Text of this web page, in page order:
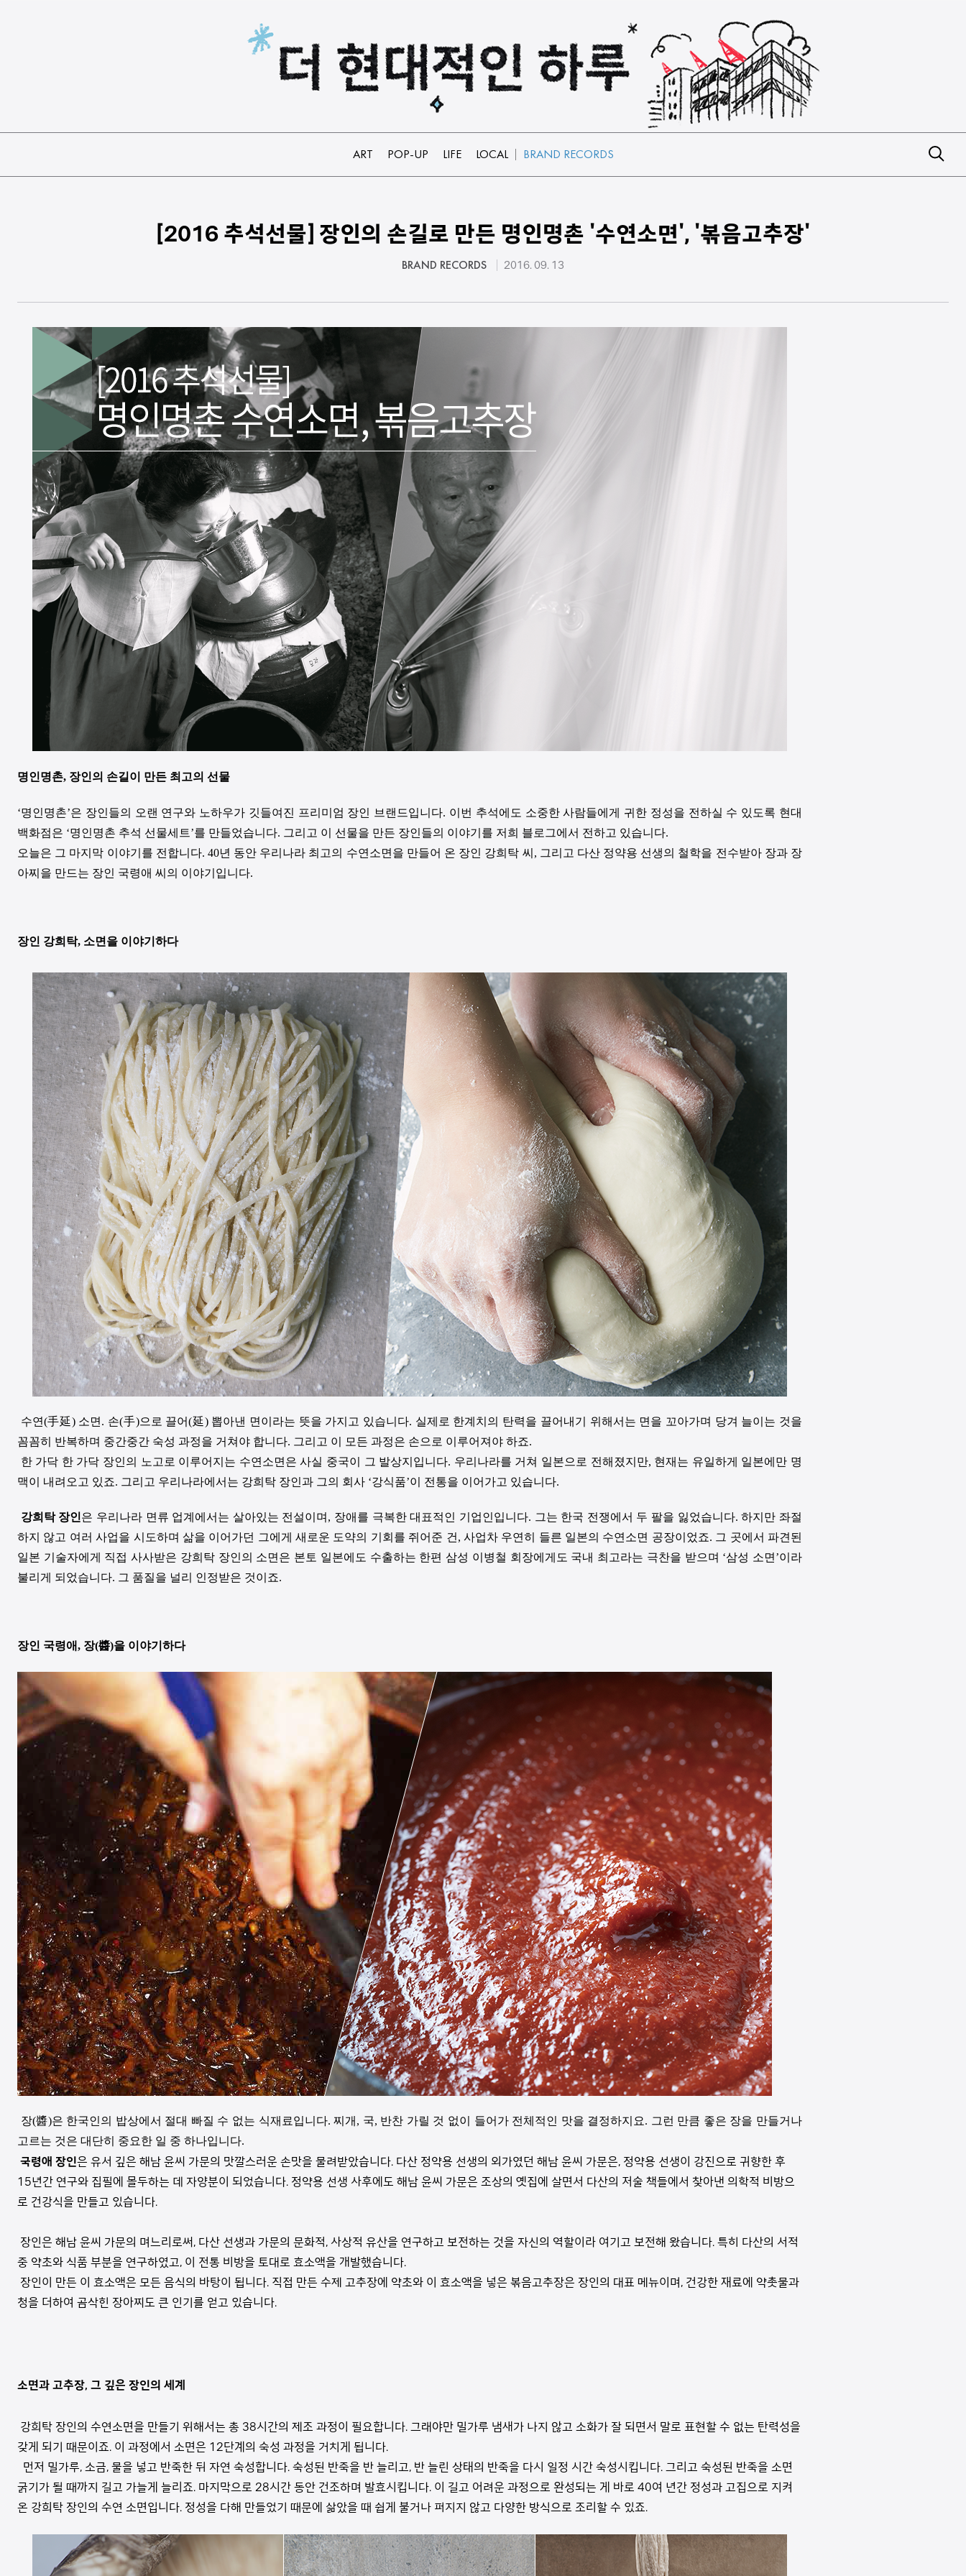
ART POP-UP LIFE LOCAL BRAND RECORDS
[2016 추석선물] 장인의 손길로 만든 명인명촌 '수연소면', '볶음고추장'
BRAND RECORDS 2016. 09. 13
명인명촌, 장인의 손길이 만든 최고의 선물
‘명인명촌’은 장인들의 오랜 연구와 노하우가 깃들여진 프리미엄 장인 브랜드입니다. 이번 추석에도 소중한 사람들에게 귀한 정성을 전하실 수 있도록 현대
백화점은 ‘명인명촌 추석 선물세트’를 만들었습니다. 그리고 이 선물을 만든 장인들의 이야기를 저희 블로그에서 전하고 있습니다.
오늘은 그 마지막 이야기를 전합니다. 40년 동안 우리나라 최고의 수연소면을 만들어 온 장인 강희탁 씨, 그리고 다산 정약용 선생의 철학을 전수받아 장과 장
아찌을 만드는 장인 국령애 씨의 이야기입니다.
장인 강희탁, 소면을 이야기하다
수연(手延) 소면. 손(手)으로 끌어(延) 뽑아낸 면이라는 뜻을 가지고 있습니다. 실제로 한계치의 탄력을 끌어내기 위해서는 면을 꼬아가며 당겨 늘이는 것을
꼼꼼히 반복하며 중간중간 숙성 과정을 거쳐야 합니다. 그리고 이 모든 과정은 손으로 이루어져야 하죠.
한 가닥 한 가닥 장인의 노고로 이루어지는 수연소면은 사실 중국이 그 발상지입니다. 우리나라를 거쳐 일본으로 전해졌지만, 현재는 유일하게 일본에만 명
맥이 내려오고 있죠. 그리고 우리나라에서는 강희탁 장인과 그의 회사 ‘강식품’이 전통을 이어가고 있습니다.
강희탁 장인은 우리나라 면류 업계에서는 살아있는 전설이며, 장애를 극복한 대표적인 기업인입니다. 그는 한국 전쟁에서 두 팔을 잃었습니다. 하지만 좌절
하지 않고 여러 사업을 시도하며 삶을 이어가던 그에게 새로운 도약의 기회를 쥐어준 건, 사업차 우연히 들른 일본의 수연소면 공장이었죠. 그 곳에서 파견된
일본 기술자에게 직접 사사받은 강희탁 장인의 소면은 본토 일본에도 수출하는 한편 삼성 이병철 회장에게도 국내 최고라는 극찬을 받으며 ‘삼성 소면’이라
불리게 되었습니다. 그 품질을 널리 인정받은 것이죠.
장인 국령애, 장(醬)을 이야기하다
장(醬)은 한국인의 밥상에서 절대 빠질 수 없는 식재료입니다. 찌개, 국, 반찬 가릴 것 없이 들어가 전체적인 맛을 결정하지요. 그런 만큼 좋은 장을 만들거나
고르는 것은 대단히 중요한 일 중 하나입니다.
국령애 장인은 유서 깊은 해남 윤씨 가문의 맛깔스러운 손맛을 물려받았습니다. 다산 정약용 선생의 외가였던 해남 윤씨 가문은, 정약용 선생이 강진으로 귀향한 후
15년간 연구와 집필에 몰두하는 데 자양분이 되었습니다. 정약용 선생 사후에도 해남 윤씨 가문은 조상의 옛집에 살면서 다산의 저술 책들에서 찾아낸 의학적 비방으
로 건강식을 만들고 있습니다.
장인은 해남 윤씨 가문의 며느리로써, 다산 선생과 가문의 문화적, 사상적 유산을 연구하고 보전하는 것을 자신의 역할이라 여기고 보전해 왔습니다. 특히 다산의 서적
중 약초와 식품 부분을 연구하였고, 이 전통 비방을 토대로 효소액을 개발했습니다.
장인이 만든 이 효소액은 모든 음식의 바탕이 됩니다. 직접 만든 수제 고추장에 약초와 이 효소액을 넣은 볶음고추장은 장인의 대표 메뉴이며, 건강한 재료에 약촛물과
청을 더하여 곰삭힌 장아찌도 큰 인기를 얻고 있습니다.
소면과 고추장, 그 깊은 장인의 세계
강희탁 장인의 수연소면을 만들기 위해서는 총 38시간의 제조 과정이 필요합니다. 그래야만 밀가루 냄새가 나지 않고 소화가 잘 되면서 말로 표현할 수 없는 탄력성을
갖게 되기 때문이죠. 이 과정에서 소면은 12단계의 숙성 과정을 거치게 됩니다.
먼저 밀가루, 소금, 물을 넣고 반죽한 뒤 자연 숙성합니다. 숙성된 반죽을 반 늘리고, 반 늘린 상태의 반죽을 다시 일정 시간 숙성시킵니다. 그리고 숙성된 반죽을 소면
굵기가 될 때까지 길고 가늘게 늘리죠. 마지막으로 28시간 동안 건조하며 발효시킵니다. 이 길고 어려운 과정으로 완성되는 게 바로 40여 년간 정성과 고집으로 지켜
온 강희탁 장인의 수연 소면입니다. 정성을 다해 만들었기 때문에 삶았을 때 쉽게 불거나 퍼지지 않고 다양한 방식으로 조리할 수 있죠.